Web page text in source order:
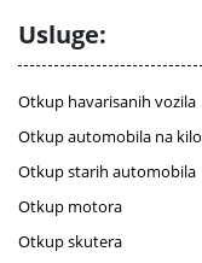
Usluge:
Otkup havarisanih vozila
Otkup automobila na kilo
Otkup starih automobila
Otkup motora
Otkup skutera